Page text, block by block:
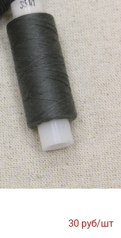
30 руб/шт